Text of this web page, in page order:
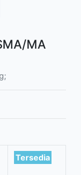
MA
Tersedia